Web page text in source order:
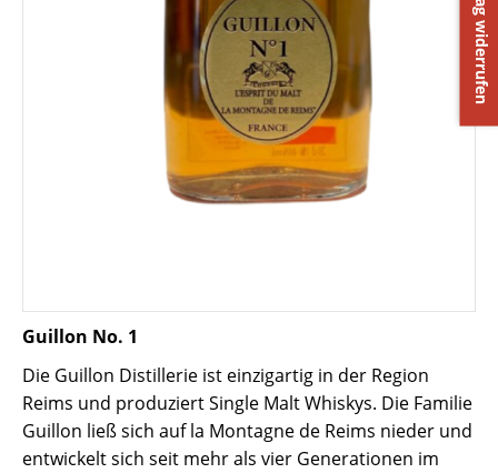
Guillon No. 1
Die Guillon Distillerie ist einzigartig in der Region
Reims und produziert Single Malt Whiskys. Die Familie
Guillon ließ sich auf la Montagne de Reims nieder und
entwickelt sich seit mehr als vier Generationen im